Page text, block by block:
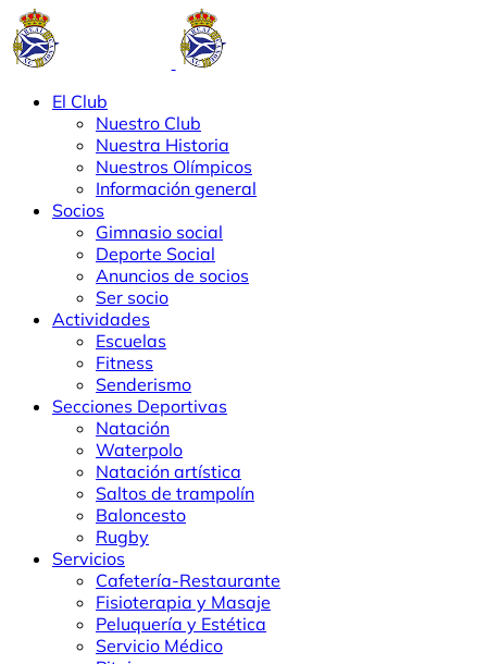
El Club
Nuestro Club
Nuestra Historia
Nuestros Olímpicos
Información general
Socios
Gimnasio social
Deporte Social
Anuncios de socios
Ser socio
Actividades
Escuelas
Fitness
Senderismo
Secciones Deportivas
Natación
Waterpolo
Natación artística
Saltos de trampolín
Baloncesto
Rugby
Servicios
Cafetería-Restaurante
Fisioterapia y Masaje
Peluquería y Estética
Servicio Médico